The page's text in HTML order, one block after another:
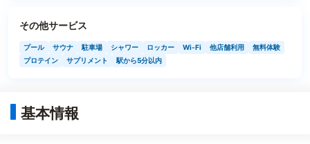
その他サービス
プール サウナ 駐車場 シャワー ロッカー Wi-Fi 他店舗利用
無料体験
プロテイン
サプリメント 駅から5分以内
基本情報